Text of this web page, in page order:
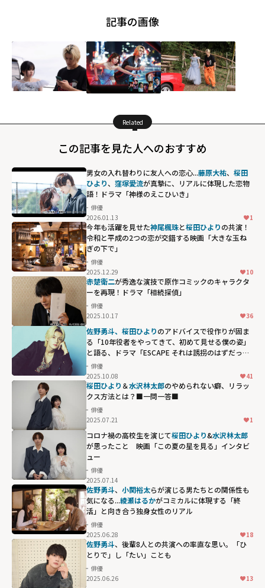
記事の画像
Related
この記事を見た人へのおすすめ
男女の入れ替わりに友人への恋心...藤原大祐、 桜田
ひより、 窪塚愛流が真摯に、リアルに体現した恋物
語！ドラマ「神様のえこひいき」
俳優
2026.01.13
1
今年も活躍を見せた神尾楓珠と桜田ひよりの共演！
令和と平成の2つの恋が交錯する映画「大きな玉ね
ぎの下で」
俳優
2025.12.29
10
赤楚衛二が秀逸な演技で原作コミックのキャラクタ
ーを再現！ドラマ「相続探偵」
俳優
2025.10.17
36
佐野勇斗、桜田ひよりのアドバイスで役作りが固ま
る「10年役者をやってきて、初めて見せる僕の姿」
と語る、ドラマ「ESCAPE それは誘拐のはずだっ
た」
俳優
2025.10.08
41
桜田ひより ＆水沢林太郎のやめられない癖、リラッ
クス方法とは？■一問一答■
俳優
2025.07.21
1
コロナ禍の高校生を演じて桜田ひより&水沢林太郎
が思ったこと 映画「この夏の星を見る」インタビ
ュー
俳優
2025.07.14
佐野勇斗、 小関裕太らが演じる男たちとの関係性も
気になる...綾瀬はるかがコミカルに体現する「終
活」と向き合う独身女性のリアル
俳優
2025.06.28
18
佐野勇斗、後輩8人との共演への率直な思い。「ひ
とりで」し「たい」ことも
俳優
2025.06.26
13